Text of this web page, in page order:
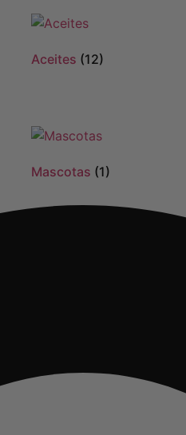
Aceites (12)
Mascotas (1)